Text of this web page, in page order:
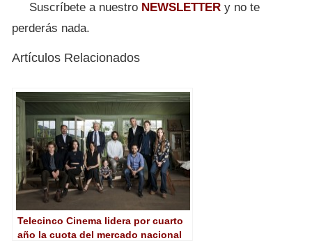
Suscríbete a nuestro NEWSLETTER y no te
perderás nada.
Artículos Relacionados
Telecinco Cinema lidera por cuarto
año la cuota del mercado nacional